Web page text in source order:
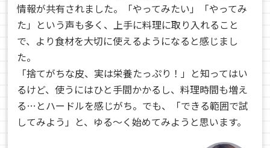
情報が共有されました。「やってみたい」「やってみ
た」という声も多く、上手に料理に取り入れること
で、より食材を大切に使えるようになると感じまし
た。
「捨てがちな皮、実は栄養たっぷり！」と知ってはい
るけど、使うにはひと手間かかるし、料理時間も増え
る…とハードルを感じがち。でも、「できる範囲で試
してみよう」と、ゆる〜く始めてみようと思います。